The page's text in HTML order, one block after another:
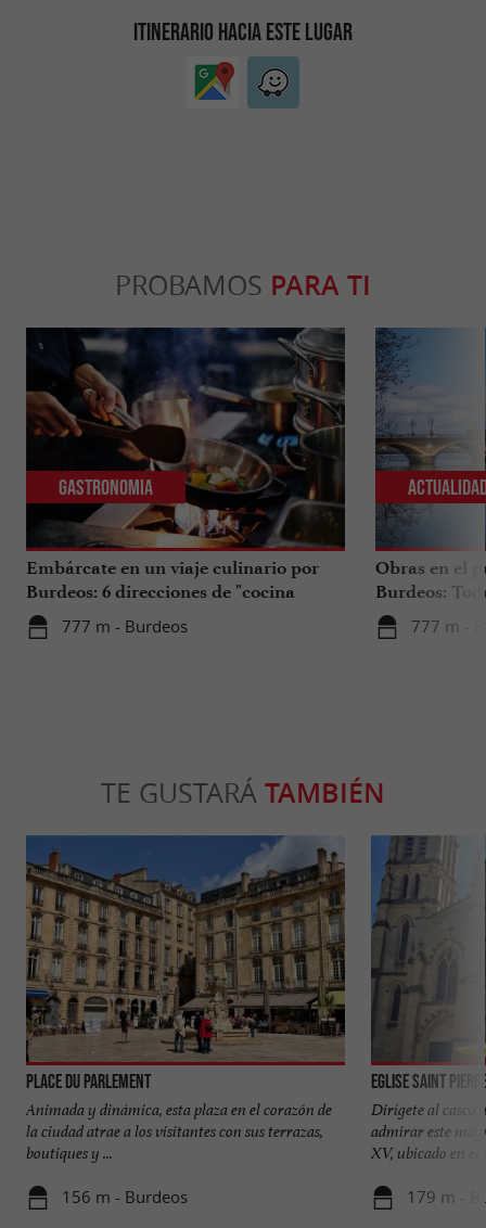
ITINERARIO HACIA ESTE LUGAR
PROBAMOS PARA TI
Embárcate en un viaje culinario por
Burdeos: 6 direcciones de "cocina
internacional"
777 m - Burdeos
Gastronomia
Obras en el
Burdeos:
tus viajes en
777 m -
TE GUSTARÁ TAMBIÉN
Place du Parlement
Animada y dinámica, esta plaza en el corazón de
la ciudad atrae a los visitantes con sus terrazas,
boutiques y ...
156 m - Burdeos
Eglise Saint
Dirígete al casco
admirar este
XV, ubicado en el
179 m -